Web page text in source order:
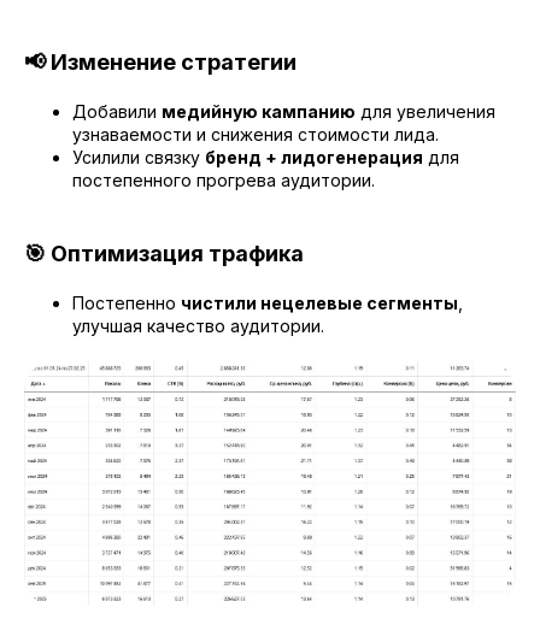
📢 Изменение стратегии
Добавили медийную кампанию для увеличения
узнаваемости и снижения стоимости лида.
Усилили связку бренд + лидогенерация для
постепенного прогрева аудитории.
🎯 Оптимизация трафика
Постепенно чистили нецелевые сегменты
улучшая качество аудитории.